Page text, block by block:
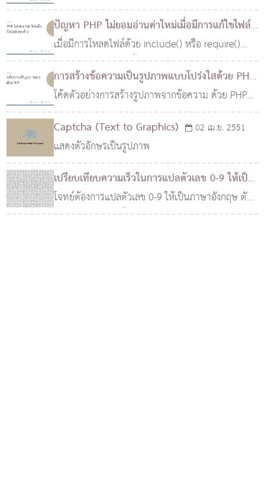
นพื้นฐานต่างๆเกี่ยวกับแอเรย์ของ PHP
ข้อมูลเกี่ยวกับไฟล์ไม่เปลี่ยนแปลง หลังจากมีการเขียน
ไฟล์ทับ
ปัญหา PHP ไม่ยอมอ่านค่าใหม่เมื่อมีการแก้ไขไฟล์
ตอนที่ 2
30 ต.ค. 2564
เมื่อมีการโหลดไฟล์ด้วย include() หรือ require()
PHP จะทำการแคชเนื้อหาของไฟล์ลงในหน่วยความจำ
ซึ่งหากมีการโหลดไปยังไฟล์เดิมอีกครั้ง PHP จะใช้
เนื้อหาของไฟล์จากหน่วยความจำโดยไม่ได้ไปโหลดใหม่
การสร้างข้อความเป็นรูปภาพแบบโปร่งใสด้วย PHP
05 ธ.ค. 2565
โค้ดตัวอย่างการสร้างรูปภาพจากข้อความ ด้วย PHP
รองรับภาษาไทย สามารถกำหนดขนาดของตัวอักษรได้
และเป็นรูปภาพแบบโปร่งใส (PNG) สามารถปรับขนาด
ของรูปภาพให้พอดีกับฟ้อนต์ที่เลือกโดยอัตโนมัติ
Captcha (Text to Graphics) 02 เม.ย. 2551
แสดงตัวอักษรเป็นรูปภาพ
เปรียบเทียบความเร็วในการแปลตัวเลข 0-9 ให้เป็น
ภาษาอังกฤษ
13 ก.พ. 2565
โจทย์ต้องการแปลตัวเลข 0-9 ให้เป็นภาษาอังกฤษ ตัว
เลขอื่นๆ นอกจากนี้ให้คืนค่าตัวเลขออกมา